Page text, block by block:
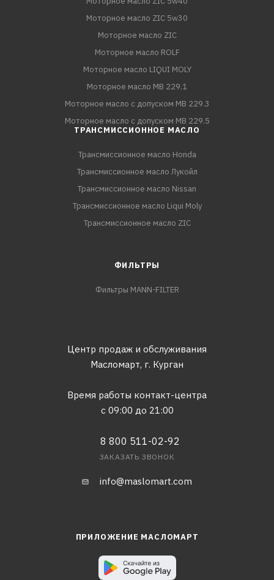
Моторное масло ZIC 5w30
Моторное масло ZIC
Моторное масло ROLF
Моторное масло LIQUI MOLY
Моторное масло MB 229.1
Моторное масло с допуском MB 229.3
Моторное масло с допуском MB 229.5
ТРАНСМИССИОННОЕ МАСЛО
Трансмиссионное масло Honda
Трансмиссионное масло Лукойл
Трансмиссионное масло Nissan
Трансмиссионное масло Liqui Moly
Трансмиссионное масло ZIC
ФИЛЬТРЫ
Фильтры MANN-FILTER
Центр продаж и обслуживания
Масломарт, г. Курган
Время работы контакт-центра
с 09:00 до 21:00
8 800 511-02-92
ЗАКАЗАТЬ ЗВОНОК
info@maslomart.com
ПРИЛОЖЕНИЕ МАСЛОМАРТ